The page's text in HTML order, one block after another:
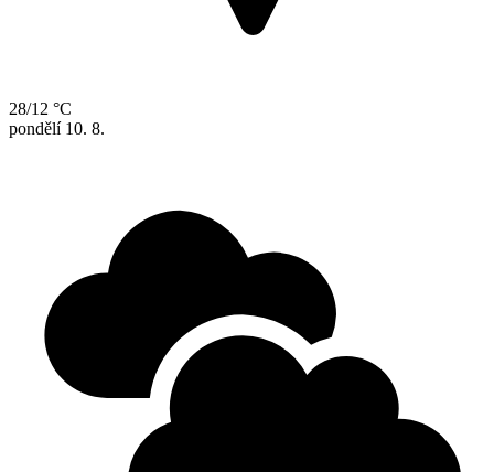
28/12 °C
pondělí 10. 8.